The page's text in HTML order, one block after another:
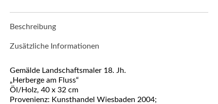
Beschreibung
Zusätzliche Informationen
Gemälde Landschaftsmaler 18. Jh.
„Herberge am Fluss“
Öl/Holz, 40 x 32 cm
Provenienz: Kunsthandel Wiesbaden 2004;